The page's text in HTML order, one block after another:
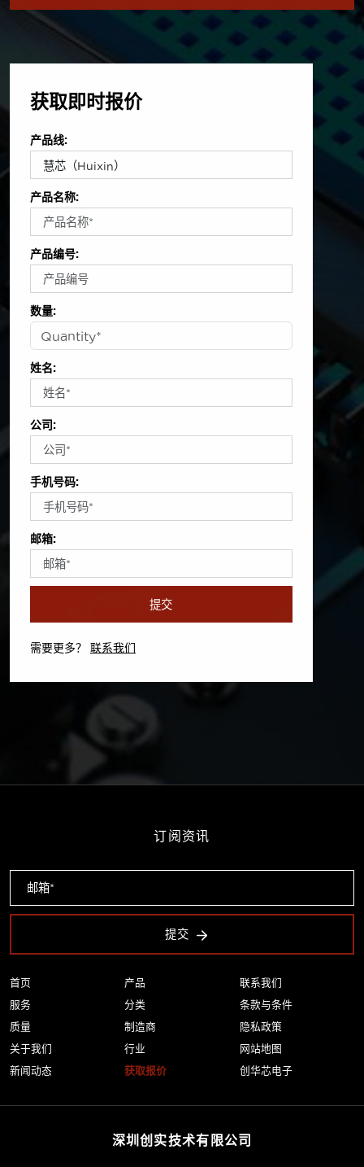
获取即时报价
产品线:
产品名称:
产品编号:
数量:
姓名:
公司:
手机号码:
邮箱:
提交
需要更多？ 联系我们
首页
服务
质量
关于我们
新闻动态
产品
分类
制造商
行业
获取报价
联系我们
条款与条件
隐私政策
网站地图
创华芯电子
订阅资讯
提交
深圳创实技术有限公司